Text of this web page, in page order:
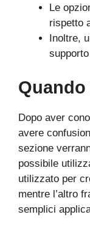
Le
rispetto
Inoltre,
Dopo aver
avere
sezione
possibile
utilizzato per
mentre l’altro
semplici